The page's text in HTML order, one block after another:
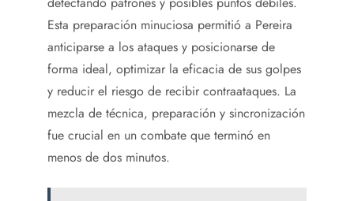
Esta preparación minuciosa permitió a Pereira
anticiparse a los ataques y posicionarse de
forma ideal, optimizar la eficacia de sus golpes
y reducir el riesgo de recibir contraataques. La
mezcla de técnica, preparación y sincronización
fue crucial en un combate que terminó en
menos de dos minutos.